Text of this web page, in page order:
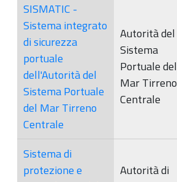
SISMATIC -
Sistema integrato
di sicurezza
portuale
dell'Autorità del
Sistema Portuale
del Mar Tirreno
Centrale
Autorità del
Sistema
Portuale del
Mar Tirreno
Centrale
Sistema di
protezione e
Autorità di